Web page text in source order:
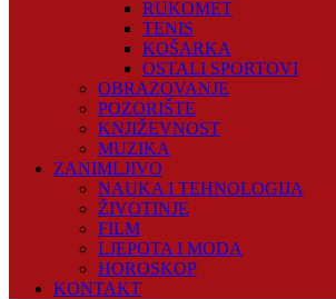
RUKOMET
TENIS
KOŠARKA
OSTALI SPORTOVI
OBRAZOVANJE
POZORIŠTE
KNJIŽEVNOST
MUZIKA
ZANIMLJIVO
NAUKA I TEHNOLOGIJA
ŽIVOTINJE
FILM
LJEPOTA I MODA
HOROSKOP
KONTAKT